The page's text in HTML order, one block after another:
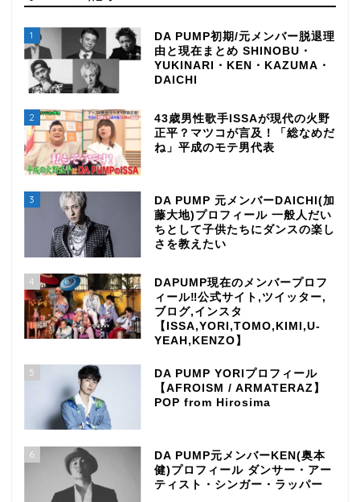
1
DA PUMP初期/元メンバー脱退理
由と現在まとめ SHINOBU・
YUKINARI・KEN・KAZUMA・
DAICHI
2
43歳男性歌手ISSAが現代の火野
正平？マツコが言及！「総なめだ
ね」平成のモテ男代表
3
DA PUMP 元メンバーDAICHI(加
藤大地)プロフィール 一般人だい
ちとして子供たちにダンスの楽し
さを教えたい
4
DAPUMP現在のメンバープロフ
ィール‼公式サイト,ツイッター,
ブログ,インスタ
【ISSA,YORI,TOMO,KIMI,U-
YEAH,KENZO】
5
DA PUMP YORIプロフィール
【AFROISM / ARMATERAZ】
POP from Hirosima
6
DA PUMP元メンバーKEN(奥本
健)プロフィール ダンサー・アー
ティスト・シンガー・ラッパー